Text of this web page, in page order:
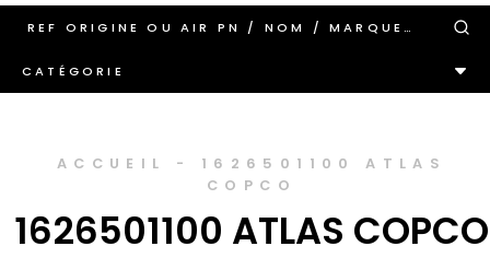
CATÉGORIE
ACCUEIL - 1626501100 ATLAS
COPCO
1626501100 ATLAS COPCO